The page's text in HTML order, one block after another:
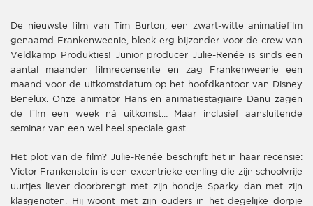
De nieuwste film van Tim Burton, een zwart-witte animatiefilm
genaamd Frankenweenie, bleek erg bijzonder voor de crew van
Veldkamp Produkties! Junior producer Julie-Renée is sinds een
aantal maanden filmrecensente en zag Frankenweenie een
maand voor de uitkomstdatum op het hoofdkantoor van Disney
Benelux. Onze animator Hans en animatiestagiaire Danu zagen
de film een week ná uitkomst… Maar inclusief aansluitende
seminar van een wel heel speciale gast.
Het plot van de film? Julie-Renée beschrijft het in haar recensie:
Victor Frankenstein is een excentrieke eenling die zijn schoolvrije
uurtjes liever doorbrengt met zijn hondje Sparky dan met zijn
klasgenoten. Hij woont met zijn ouders in het degelijke dorpje